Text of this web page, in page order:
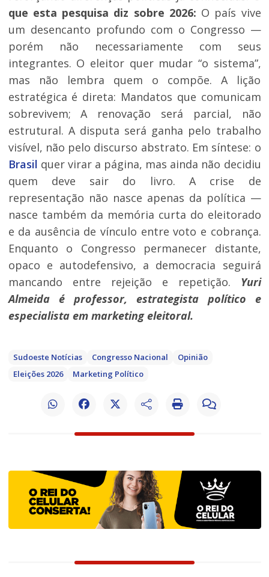
que esta pesquisa diz sobre 2026: O país vive
um desencanto profundo com o Congresso —
porém não necessariamente com seus
integrantes. O eleitor quer mudar “o sistema”,
mas não lembra quem o compõe. A lição
estratégica é direta: Mandatos que comunicam
sobrevivem; A renovação será parcial, não
estrutural. A disputa será ganha pelo trabalho
visível, não pelo discurso abstrato. Em síntese: o
Brasil quer virar a página, mas ainda não decidiu
quem deve sair do livro. A crise de
representação não nasce apenas da política —
nasce também da memória curta do eleitorado
e da ausência de vínculo entre voto e cobrança.
Enquanto o Congresso permanecer distante,
opaco e autodefensivo, a democracia seguirá
mancando entre rejeição e repetição. Yuri
Almeida é professor, estrategista político e
especialista em marketing eleitoral.
Sudoeste Notícias Congresso Nacional
Opinião
Eleições 2026
Marketing Político